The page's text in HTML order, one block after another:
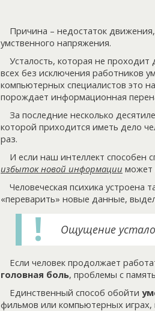
Причина – недостаток
умственного напряжения.
Усталость, которая не
всех без исключения работников
компьютерных специалистов это
порождает информационная
За последние несколько
которой приходится иметь дело
раз.
И если наш интеллект способен
избыток новой информации может
Человеческая психика
«переварить» новые данные,
Ощущение
Если человек продолжает
головная боль, проблемы с
Единственный способ обойти
фильмов или компьютерных играх,